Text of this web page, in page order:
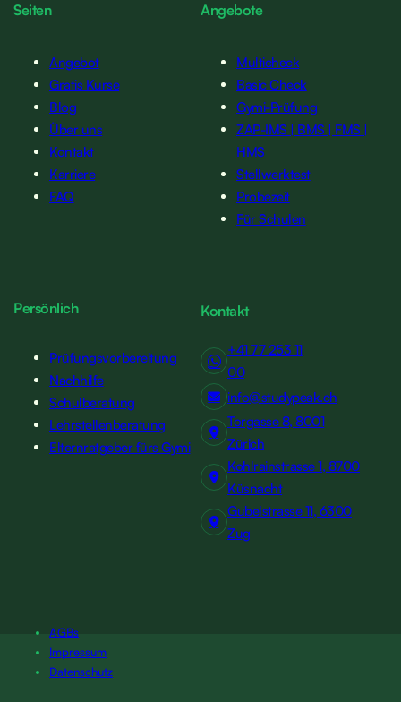
Angebote
Multicheck
Basic Check
Gymi-Prüfung
ZAP-IMS | BMS | FMS |
HMS
Stellwerktest
Probezeit
Für Schulen
Seiten
Angebot
Gratis Kurse
Blog
Über uns
Kontakt
Karriere
FAQ
Kontakt
+41 77 253 11
00
info@studypeak.ch
Torgasse 8, 8001
Zürich
Kohlrainstrasse 1, 8700
Küsnacht
Gubelstrasse 11, 6300
Zug
Persönlich
Prüfungsvorbereitung
Nachhilfe
Schulberatung
Lehrstellenberatung
Elternratgeber fürs Gymi
AGBs
Impressum
Datenschutz